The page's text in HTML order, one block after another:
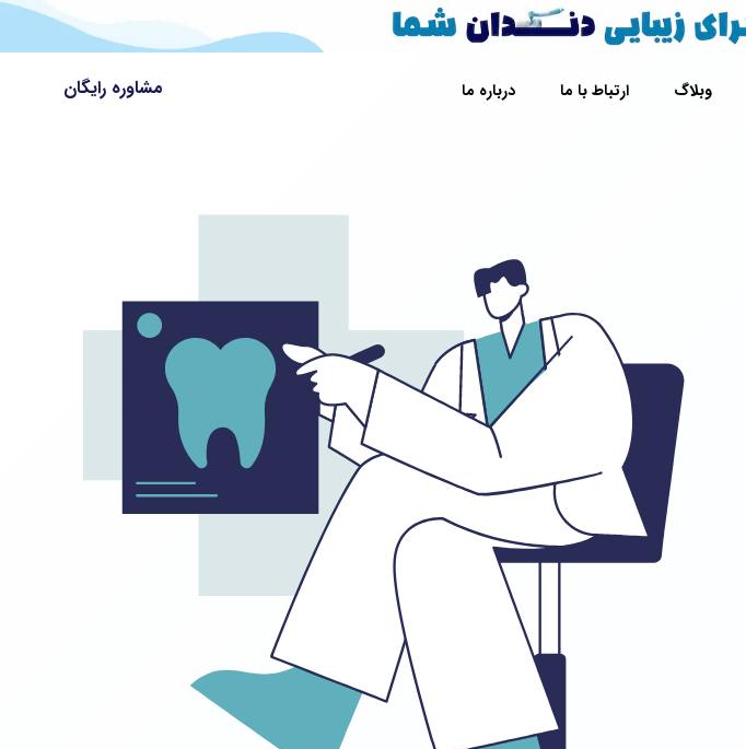
وبلاگ ارتباط با ما درباره ما مشاوره رایگان